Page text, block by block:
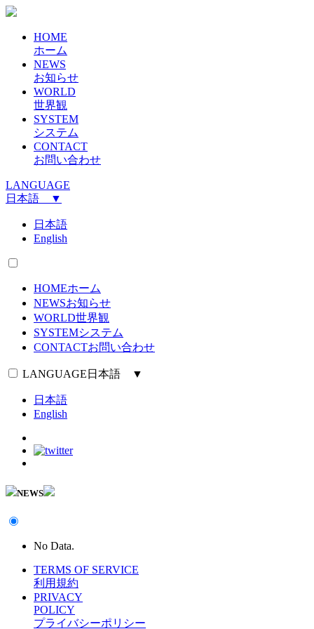
HOME
ホーム
NEWS
お知らせ
WORLD
世界観
SYSTEM
システム
CONTACT
お問い合わせ
LANGUAGE
日本語 ▼
日本語
English
HOMEホーム
NEWSお知らせ
WORLD世界観
SYSTEMシステム
CONTACTお問い合わせ
LANGUAGE 日本語 ▼
日本語
English
NEWS
No Data.
TERMS OF SERVICE
利用規約
PRIVACY
POLICY
プライバシーポリシー